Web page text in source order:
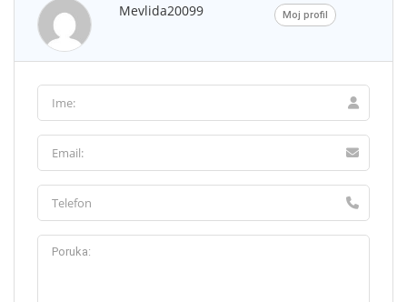
Mevlida20099 Moj profil